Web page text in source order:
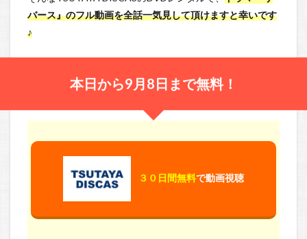
バース』のフル動画を全話一気見して頂けますと幸いです
♪
本日から9月8日まで無料！
３０日間無料で動画視聴